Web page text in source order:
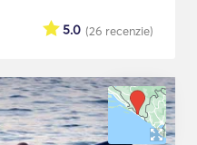
(26 recenzie)
5.0